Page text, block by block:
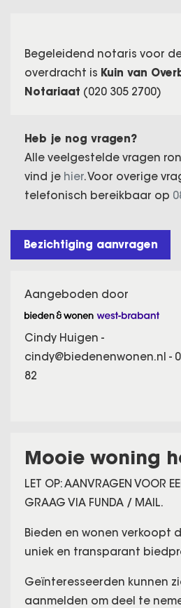
Bezichtiging aanvragen
Aangeboden door
Cindy Huigen -
cindy@biedenenwonen.nl -
82
Mooie woning
LET OP: AANVRAGEN VOOR
GRAAG VIA FUNDA / MAIL.
Bieden en wonen verkoopt
uniek en transparant
Geïnteresseerden kunnen
aanmelden om deel te
Begeleidend notaris voor
overdracht is Kuin van
Notariaat (020 305 2700)
Heb je nog vragen?
Alle veelgestelde vragen
vind je hier. Voor overige
telefonisch bereikbaar op